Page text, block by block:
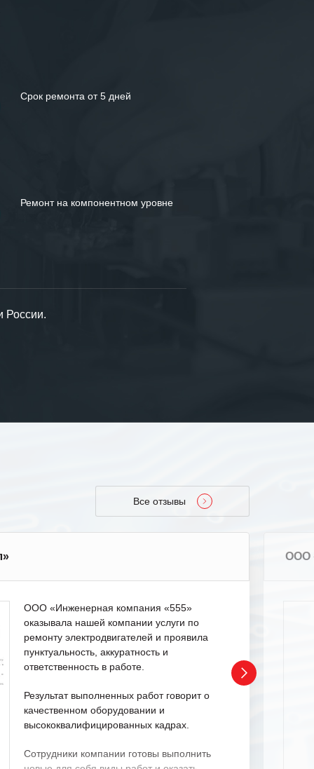
Срок ремонта от 5 дней
Ремонт на компонентном уровне
России.
Все отзывы
ООО «Инженерная компания «555»
оказывала нашей компании услуги по
ремонту электродвигателей и проявила
пунктуальность, аккуратность и
ответственность в работе.
Результат выполненных работ говорит о
качественном оборудовании и
высококвалифицированных кадрах.
Сотрудники компании готовы выполнить
ООО